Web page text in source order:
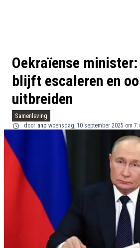
Oekraïense
blijft escaleren en
uitbreiden
Samenleving
door anp woensdag, 10 september 2025 om